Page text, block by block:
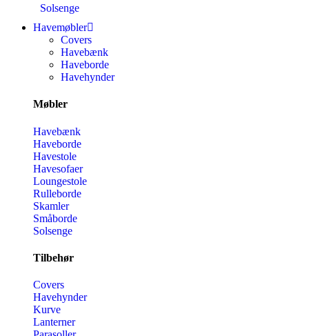
Solsenge
Havemøbler
Covers
Havebænk
Haveborde
Havehynder
Møbler
Havebænk
Haveborde
Havestole
Havesofaer
Loungestole
Rulleborde
Skamler
Småborde
Solsenge
Tilbehør
Covers
Havehynder
Kurve
Lanterner